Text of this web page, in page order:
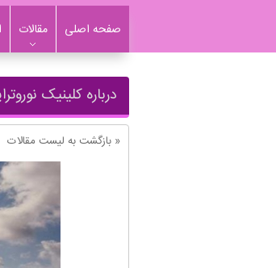
صفحه اصلی مقالات
درباره کلینیک
« بازگشت به لیست مقالات